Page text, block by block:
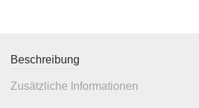
Beschreibung
Zusätzliche Informationen